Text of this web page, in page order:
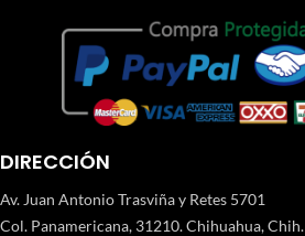
DIRECCIÓN
Av. Juan Antonio Trasviña y Retes 5701
Col. Panamericana, 31210. Chihuahua, Chih.